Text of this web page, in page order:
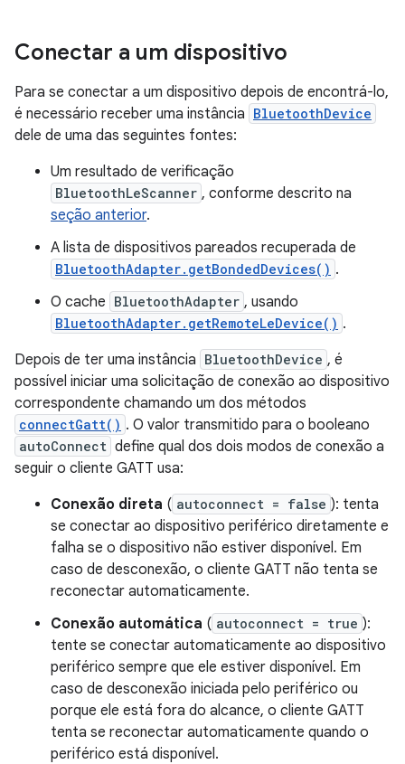
Conectar a um dispositivo
Para se conectar a um dispositivo depois de encontrá-lo,
é necessário receber uma instância BluetoothDevice
dele de uma das seguintes fontes:
Um resultado de verificação
BluetoothLeScanner , conforme descrito na
seção anterior.
A lista de dispositivos pareados recuperada de
BluetoothAdapter.getBondedDevices() .
O cache BluetoothAdapter , usando
BluetoothAdapter.getRemoteLeDevice() .
Depois de ter uma instância BluetoothDevice , é
possível iniciar uma solicitação de conexão ao dispositivo
correspondente chamando um dos métodos
connectGatt() . O valor transmitido para o booleano
autoConnect define qual dos dois modos de conexão a
seguir o cliente GATT usa:
Conexão direta ( autoconnect = false ): tenta
se conectar ao dispositivo periférico diretamente e
falha se o dispositivo não estiver disponível. Em
caso de desconexão, o cliente GATT não tenta se
reconectar automaticamente.
Conexão automática ( autoconnect = true ):
tente se conectar automaticamente ao dispositivo
periférico sempre que ele estiver disponível. Em
caso de desconexão iniciada pelo periférico ou
porque ele está fora do alcance, o cliente GATT
tenta se reconectar automaticamente quando o
periférico está disponível.